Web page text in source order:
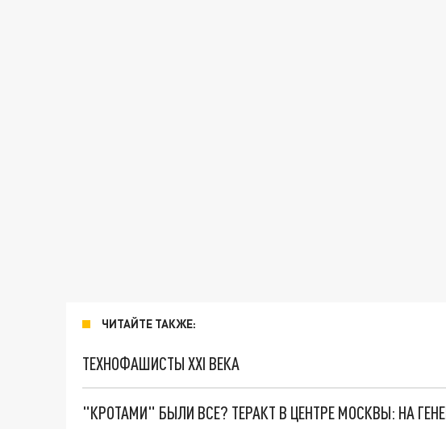
ЧИТАЙТЕ ТАКЖЕ:
ТЕХНОФАШИСТЫ XXI ВЕКА
"КРОТАМИ" БЫЛИ ВСЕ? ТЕРАКТ В ЦЕНТРЕ МОСКВЫ: НА